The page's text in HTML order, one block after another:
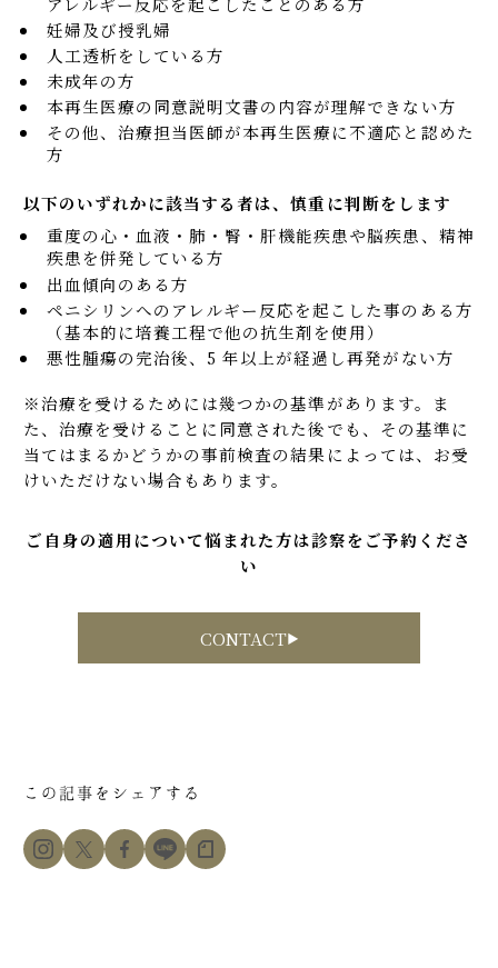
妊婦及び授乳婦
人工透析をしている方
未成年の方
本再生医療の同意説明文書の内容が理解できない方
その他、治療担当医師が本再生医療に不適応と認めた
方
以下のいずれかに該当する者は、慎重に判断をします
重度の心・血液・肺・腎・肝機能疾患や脳疾患、精神
疾患を併発している方
出血傾向のある方
ペニシリンへのアレルギー反応を起こした事のある方
（基本的に培養工程で他の抗生剤を使用）
悪性腫瘍の完治後、5 年以上が経過し再発がない方
※治療を受けるためには幾つかの基準があります。ま
た、治療を受けることに同意された後でも、その基準に
当てはまるかどうかの事前検査の結果によっては、お受
けいただけない場合もあります。
ご自身の適用について悩まれた方は診察をご予約くださ
い
CONTACT
この記事をシェアする